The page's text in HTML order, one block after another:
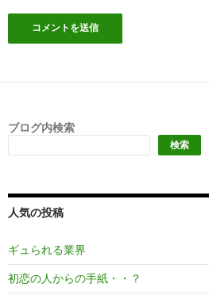
ブログ内検索
検索
人気の投稿
ギュられる業界
初恋の人からの手紙・・？